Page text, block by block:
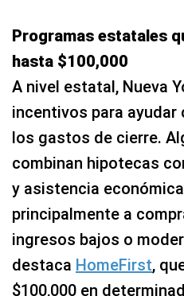
Programas estatales
hasta $100,000
A nivel estatal, Nueva
incentivos para ayudar
los gastos de cierre.
combinan hipotecas
y asistencia
principalmente a
ingresos bajos o
destaca HomeFirst,
$100,000 en